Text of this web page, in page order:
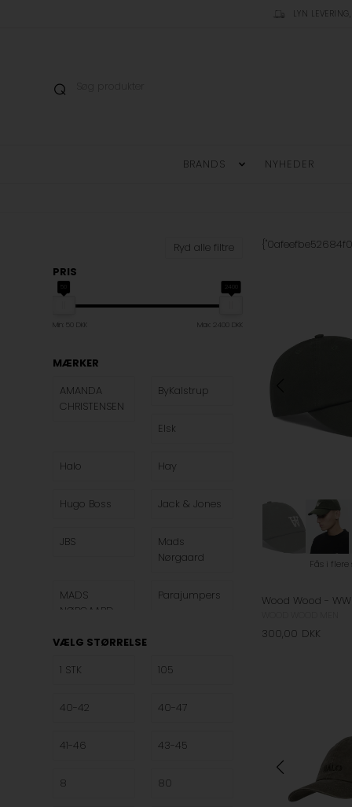
LYN
BRANDS NYHEDER
Ryd alle filtre
PRIS
2400
Min: 50 DKK Max: 2400 DKK
MÆRKER
AMANDA
CHRISTENSEN
ByKalstrup
Elsk
Halo Hay
Hugo Boss Jack & Jones
JBS
Mads
Nørgaard
MADS
NØRGAARD
Parajumpers
Rains
Ralph Lauren
WOOD MEN
Woodbird
WOODBIRD
VÆLG STØRRELSE
1 STK
105
40-42 40-47
41-46 43-45
8 80
Fås i flere
300,00 DKK